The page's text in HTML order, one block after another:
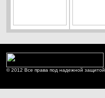
© 2012 Все права под надежной защитой.